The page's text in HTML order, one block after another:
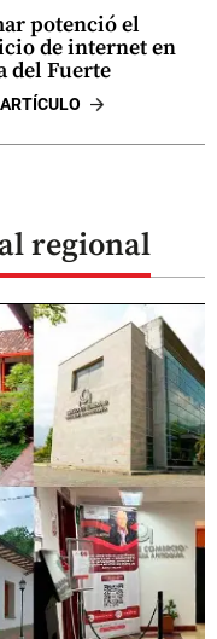
potenció el
de internet en
del Fuerte
regional